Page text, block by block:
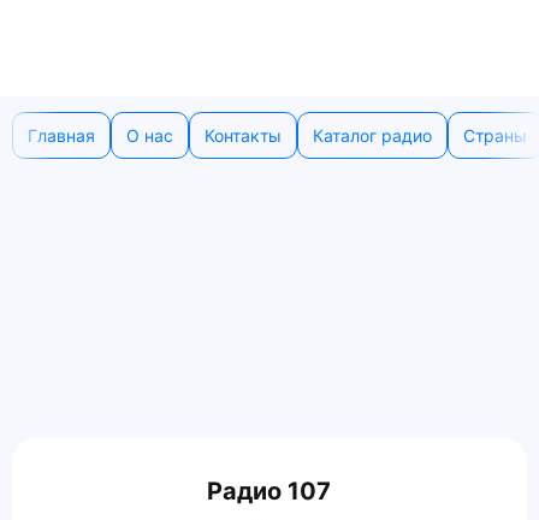
Главная О нас Контакты Каталог радио Страны
Радио 107